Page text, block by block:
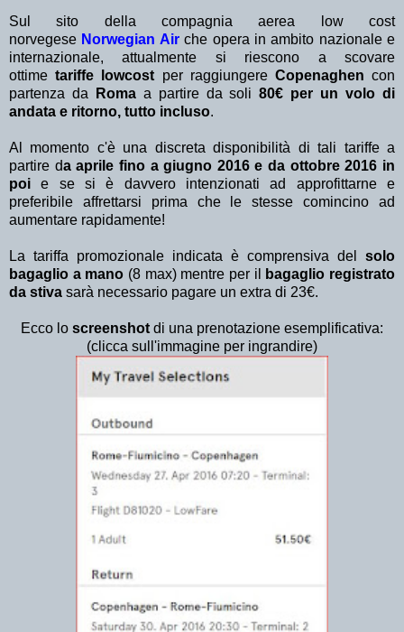
Sul sito della compagnia aerea low cost
norvegese Norwegian Airche opera in ambito nazionale e
internazionale, attualmente si riescono a scovare
ottimetariffe lowcost per raggiungere Copenaghencon
partenza da
Roma a partire da soli80€ per un volo di
andata e ritorno, tutto incluso.
Al momento c'è una discreta disponibilità di tali tariffe a
partire da aprile fino a giugno 2016 e da ottobre 2016 in
poie se si è davvero intenzionati ad approfittarne e
preferibile affrettarsi prima che le stesse comincino ad
aumentare rapidamente!
La tariffa promozionale indicata è comprensiva del solo
bagaglio a mano (8 max) mentre per il
bagaglio registrato
da stiva sarà necessario pagare un extra di 23€.
Ecco lo screenshot di una prenotazione esemplificativa:
(clicca sull'immagine per ingrandire)